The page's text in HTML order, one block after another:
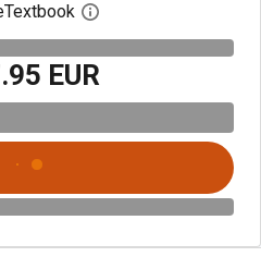
Apri la finestra di
EUR